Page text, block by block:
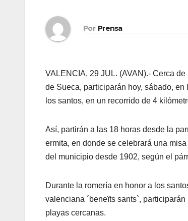
Por Prensa
VALENCIA, 29 JUL. (AVAN).- Cerca
de Sueca, participarán hoy, sábado, en
los santos, en un recorrido de 4
Así, partirán a las 18 horas desde la
ermita, en donde se celebrará una
del municipio desde 1902, según el
Durante la romería en honor a los
valenciana ´beneïts sants`,
playas cercanas.